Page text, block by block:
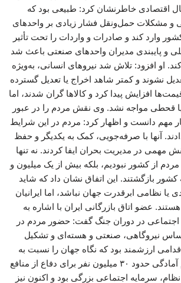
اقتصادی خاطرنشان کرد: طبیعی بود که
و مشکلات حمل‌ونقل فشار زیادی بر واحدهای
وارد کند و صادرات و واردات را تحت تأثیر
و پایبندی مدیران واحدهای صنعتی باعث شد
کند. او افزود: تلاش شد نیروهای انسانی، به‌ویژه
نشوند و کمتر شاهد اخراج یا تعدیل گسترده
افزایش پیدا کرد و کالاها گران شدند، اما
یا قحطی مواجه نشد. وی نقش مردم را در عبور
مهم دانست و اظهار کرد: مردم در این شرایط
آنها با صرفه‌جویی، کمک به یکدیگر و حفظ
مهمی در مدیریت بحران ایفا کردند. نه تنها
از کشور نبودیم، بلکه بیش از یک میلیون و
به کشور بازگشتند. این اتفاق نشان داد که شاید
یا نظامی ابرقدرت جهان نباشد، اما ایرانیان
عضو اتاق بازرگانی ایران با اشاره به
در دوران جنگ گفت: حضور مردم در
نیروگاهی، صنعتی و هسته‌ای و تشکیل
ارزشمند بود که نگاه جهان را نسبت به
ایران تغییر داد. اعلام آمادگی حدود ۳۰ میلیون نفر برای دفاع از منافع
سرمایه اجتماعی بزرگی بود و اکنون نیز